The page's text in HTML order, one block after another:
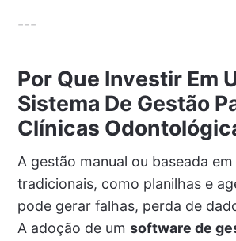
---
Por Que Investir Em
Sistema De Gestão
Clínicas
A gestão manual ou baseada
tradicionais, como planilhas e
pode gerar falhas, perda de
A adoção de um software de